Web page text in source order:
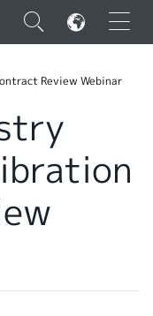
×
Review Webinar